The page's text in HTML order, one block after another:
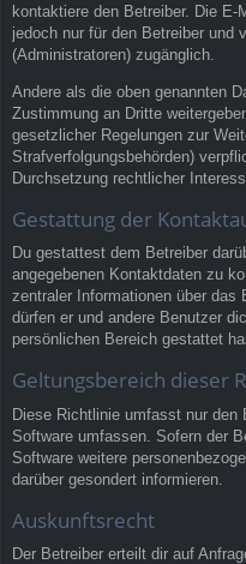
kontaktiere den Betreiber. Die
jedoch nur für den Betreiber und
(Administratoren) zugänglich.
Andere als die oben genannten
Zustimmung an Dritte
gesetzlicher Regelungen zur
Strafverfolgungsbehörden)
Durchsetzung rechtlicher
Gestattung der
Du gestattest dem Betreiber
angegebenen Kontaktdaten zu
zentraler Informationen über das
dürfen er und andere Benutzer
persönlichen Bereich gestattet
Geltungsbereich dieser
Diese Richtlinie umfasst nur
Software umfassen. Sofern der
Software weitere
darüber gesondert informieren.
Auskunftsrecht
Der Betreiber erteilt dir auf